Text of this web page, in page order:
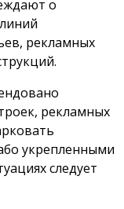
о
рекламных
рекламных
укрепленными
следует